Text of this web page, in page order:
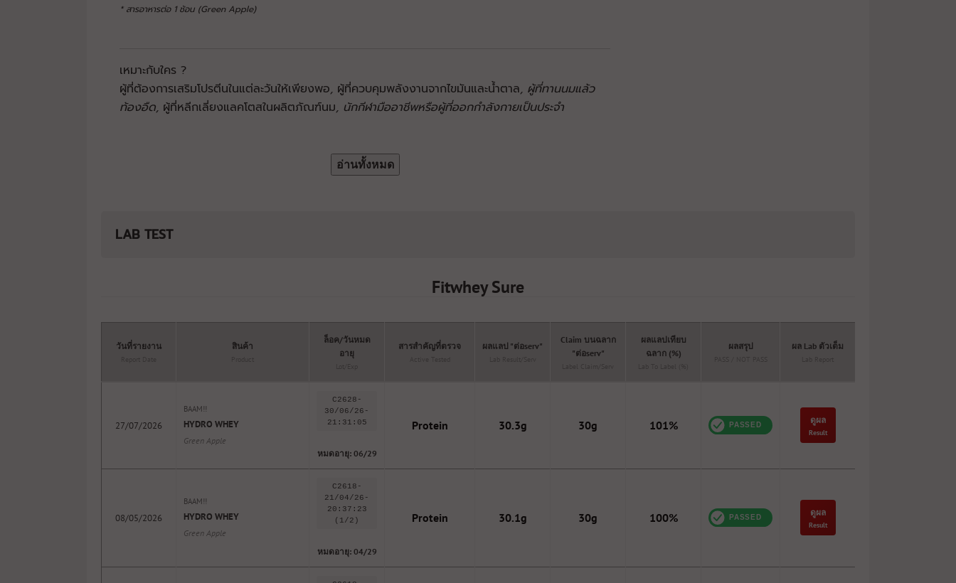
* สารอาหารต่อ 1 ช้อน (Green Apple)
เหมาะกับใคร ?
ผู้ที่ต้องการเสริมโปรตีนในแต่ละวันให้เพียงพอ, ผู้ที่ควบคุมพลังงานจากไขมันและน้ำตาล, ผู้ที่ทานนมแล้ว
ท้องอืด, ผู้ที่หลีกเลี่ยงแลคโตสในผลิตภัณฑ์นม, นักกีฬามืออาชีพหรือผู้ที่ออกกำลังกายเป็นประจำ
อ่านทั้งหมด
LAB TEST
Fitwhey Sure
วันที่รายงาน สินค้า
ล็อค/วันหมด
อายุ
สารสำคัญที่ตรวจ ผลแลป "ต่อserv"
Claim บนฉลาก
"ต่อserv"
ผลแลปเทียบ
ฉลาก (%)
ผลสรุป ผล Lab ตัวเต็ม
27/07/2026
BAAM!!
HYDRO WHEY
Green Apple
C2628-
30/06/26-
21:31:05
หมดอายุ: 06/29
Protein 30.3g 30g 101% ดูผล
Result
08/05/2026
BAAM!!
HYDRO WHEY
Green Apple
C2618-
21/04/26-
20:37:23
(1/2)
หมดอายุ: 04/29
Protein 30.1g 30g 100% ดูผล
Result